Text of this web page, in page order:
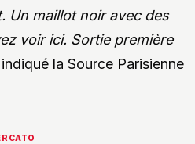
Un maillot noir avec des
voir ici. Sortie première
la Source Parisienne